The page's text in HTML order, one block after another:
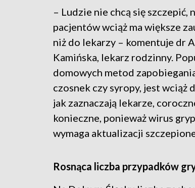
– Ludzie nie chcą się szczepić,
pacjentów wciąż ma większe
niż do lekarzy – komentuje dr
Kamińska, lekarz rodzinny.
domowych metod
czosnek czy syropy, jest wciąż
jak zaznaczają lekarze,
konieczne, ponieważ wirus
wymaga aktualizacji
Rosnąca liczba przypadków